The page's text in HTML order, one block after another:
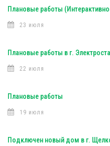
Плановые работы
23 июля
Плановые работы в г.
22 июля
Плановые работы
19 июля
Подключен новый дом в г.